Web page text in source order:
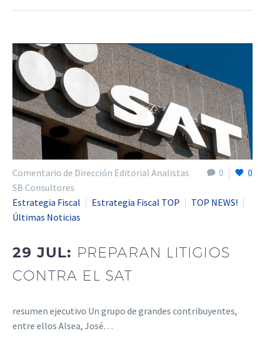
0 0
Comentario de Dirección Editorial Analistas
SB Consultores
Estrategia Fiscal
Estrategia Fiscal TOP
TOP NEWS!
Últimas Noticias
29 JUL: PREPARAN LITIGIOS
CONTRA EL SAT
resumen ejecutivo Un grupo de grandes contribuyentes,
entre ellos Alsea, José…